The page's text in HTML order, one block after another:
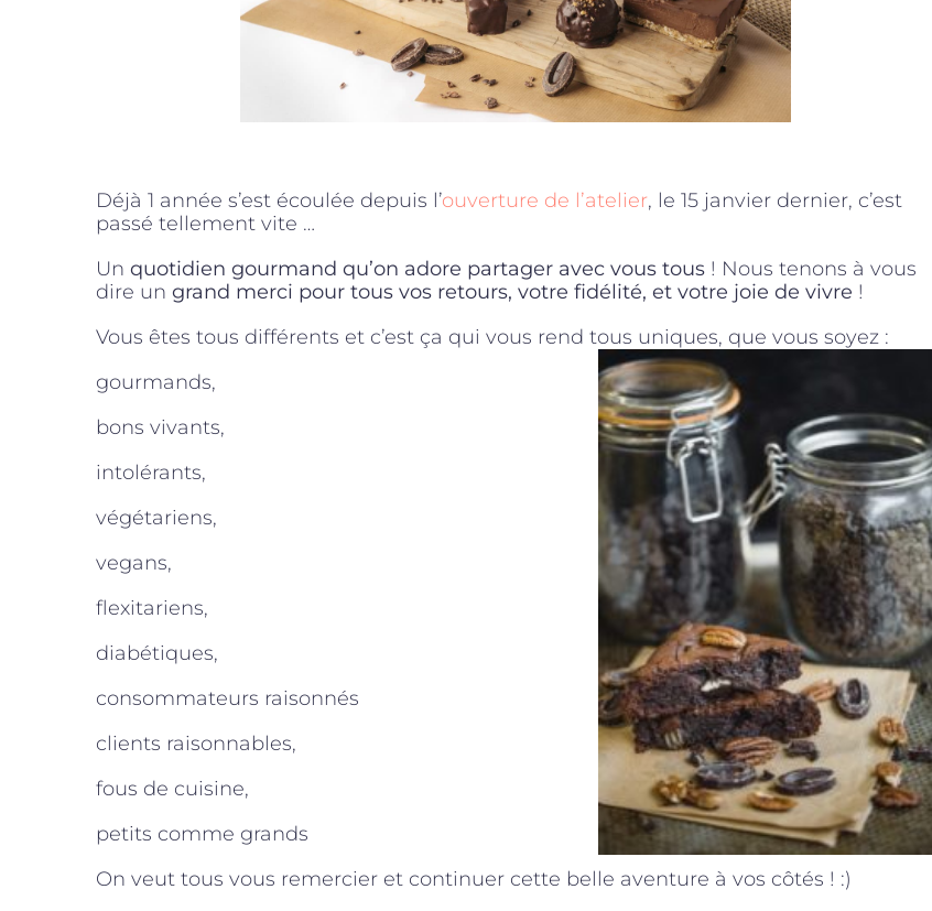
Déjà 1 année s’est écoulée depuis l’ouverture de l’atelier, le 15 janvier dernier, c’est
passé tellement vite …
Un quotidien gourmand qu’on adore partager avec vous tous ! Nous tenons à vous
dire un grand merci pour tous vos retours, votre fidélité, et votre joie de vivre !
Vous êtes tous différents et c’est ça qui vous rend tous uniques, que vous soyez :
gourmands,
bons vivants,
intolérants,
végétariens,
vegans,
flexitariens,
diabétiques,
consommateurs raisonnés
clients raisonnables,
fous de cuisine,
petits comme grands
On veut tous vous remercier et continuer cette belle aventure à vos côtés ! :)